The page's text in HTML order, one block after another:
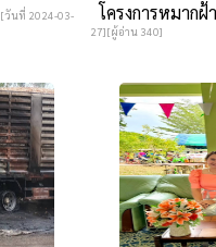
[วันที่ 2024-03-
โครงการหมาก
27][ผู้อ่าน 340]